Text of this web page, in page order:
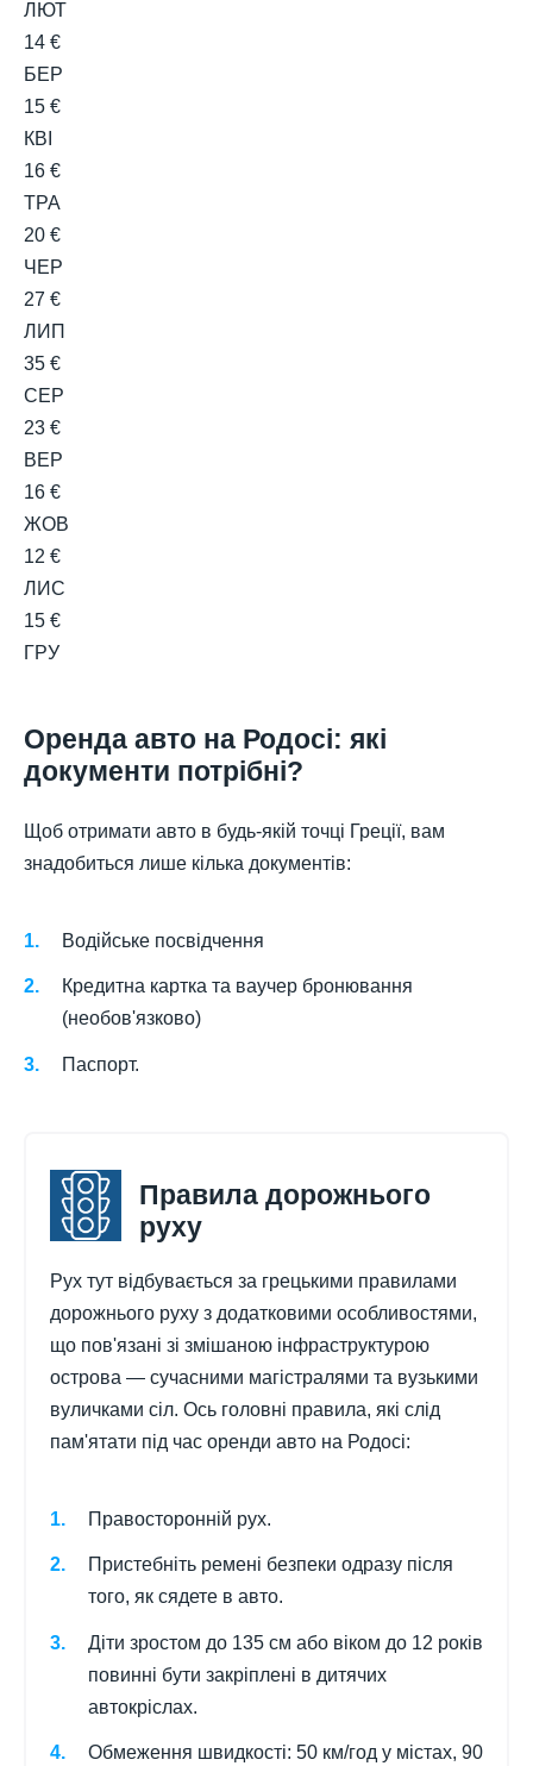
ЛЮТ
14 €
БЕР
15 €
КВІ
16 €
ТРА
20 €
ЧЕР
27 €
ЛИП
35 €
СЕР
23 €
ВЕР
16 €
ЖОВ
12 €
ЛИС
15 €
ГРУ
Оренда авто на Родосі: які
документи потрібні?
Щоб отримати авто в будь-якій точці Греції, вам
знадобиться лише кілька документів:
Водійське посвідчення
Кредитна картка та ваучер бронювання
(необов'язково)
Паспорт.
Правила дорожнього
руху
Рух тут відбувається за грецькими правилами
дорожнього руху з додатковими особливостями,
що пов'язані зі змішаною інфраструктурою
острова — сучасними магістралями та вузькими
вуличками сіл. Ось головні правила, які слід
пам'ятати під час оренди авто на Родосі:
Правосторонній рух.
Пристебніть ремені безпеки одразу після
того, як сядете в авто.
Діти зростом до 135 см або віком до 12 років
повинні бути закріплені в дитячих
автокріслах.
Обмеження швидкості: 50 км/год у містах, 90